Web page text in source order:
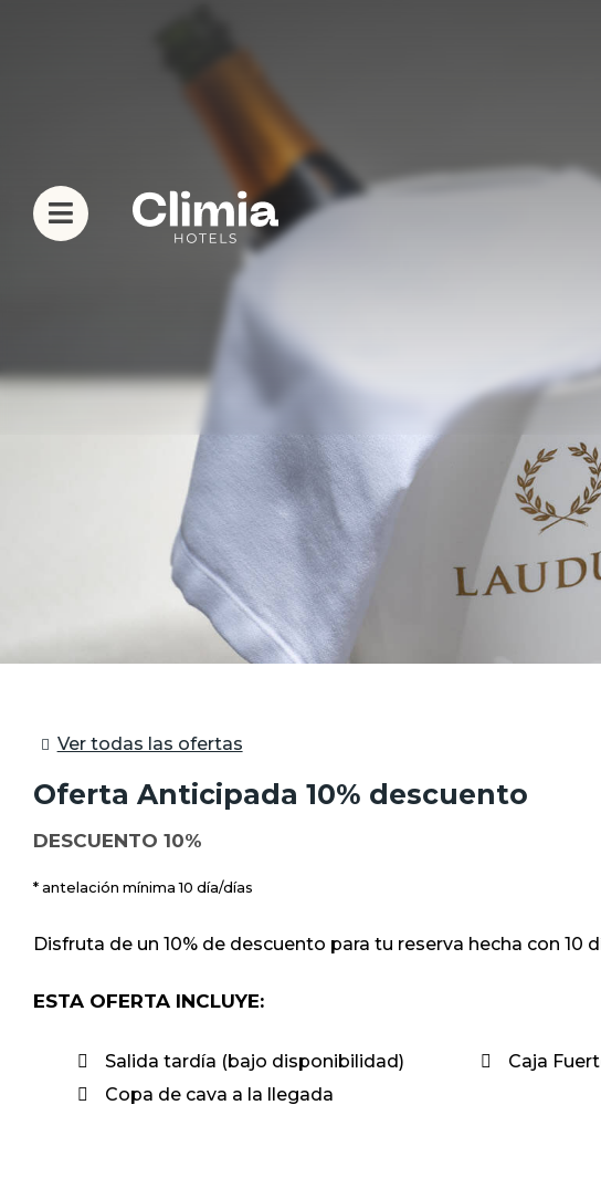
Ver todas las ofertas
Oferta Anticipada 10% descuento
DESCUENTO 10%
antelación mínima 10 día/días
Disfruta de un 10% de descuento para tu reserva hecha con 10
ESTA OFERTA INCLUYE:
Salida tardía (bajo disponibilidad)
Caja
Copa de cava a la llegada